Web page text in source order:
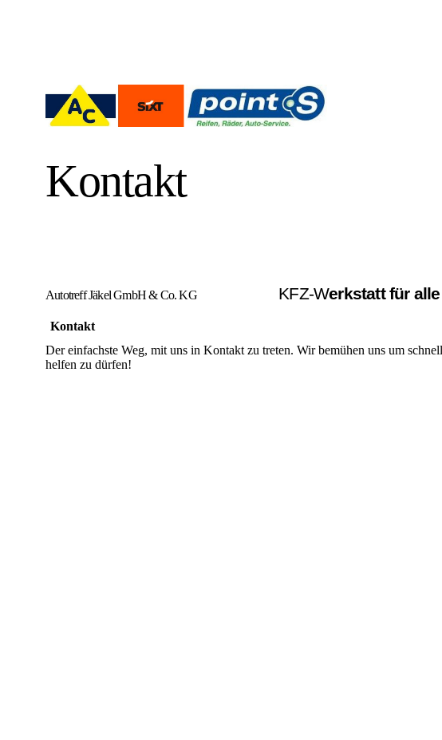
Kontakt
Autotreff Jäkel GmbH & Co. KG KFZ-Werkstatt für
Kontakt
Der einfachste Weg, mit uns in Kontakt zu treten. Wir bemühen uns um
helfen zu dürfen!